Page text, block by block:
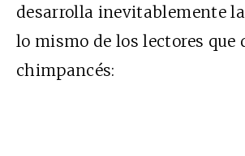
desarrolla inevitablemente
lo mismo de los lectores que
chimpancés: